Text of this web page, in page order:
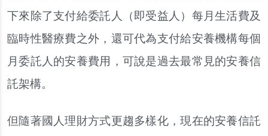
下來除了支付給委託人（即受益人）每月生活費及
臨時性醫療費之外，還可代為支付給安養機構每個
月委託人的安養費用，可說是過去最常見的安養信
託架構。
但隨著國人理財方式更趨多樣化，現在的安養信託